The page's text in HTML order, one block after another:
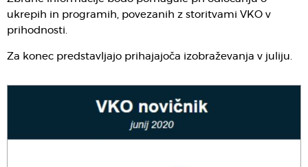
ukrepih in programih, povezanih z storitvami VKO v
prihodnosti.
Za konec predstavljajo prihajajoča izobraževanja v juliju.